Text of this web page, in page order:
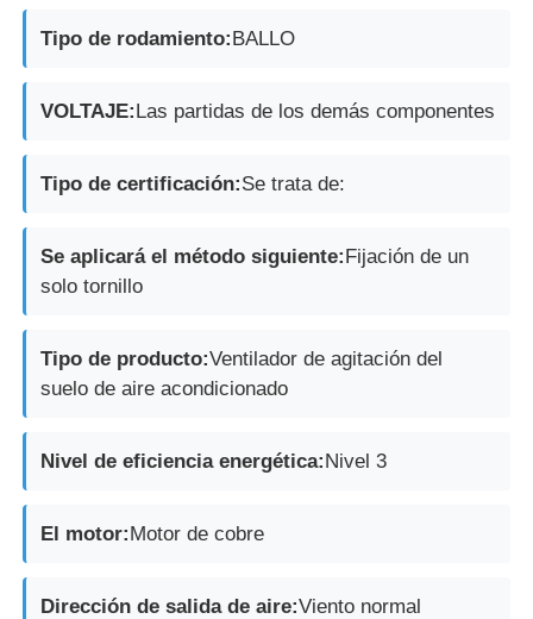
Tipo de rodamiento:BALLO
VOLTAJE:Las partidas de los demás componentes
Tipo de certificación:Se trata de:
Se aplicará el método siguiente:Fijación de un
solo tornillo
Tipo de producto:Ventilador de agitación del
suelo de aire acondicionado
Nivel de eficiencia energética:Nivel 3
El motor:Motor de cobre
Dirección de salida de aire:Viento normal